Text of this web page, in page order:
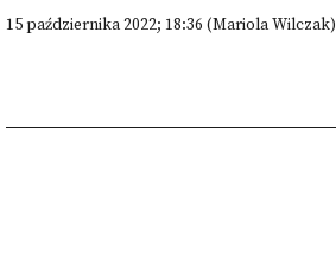
15 października 2022; 18:36 (Mariola Wilczak)